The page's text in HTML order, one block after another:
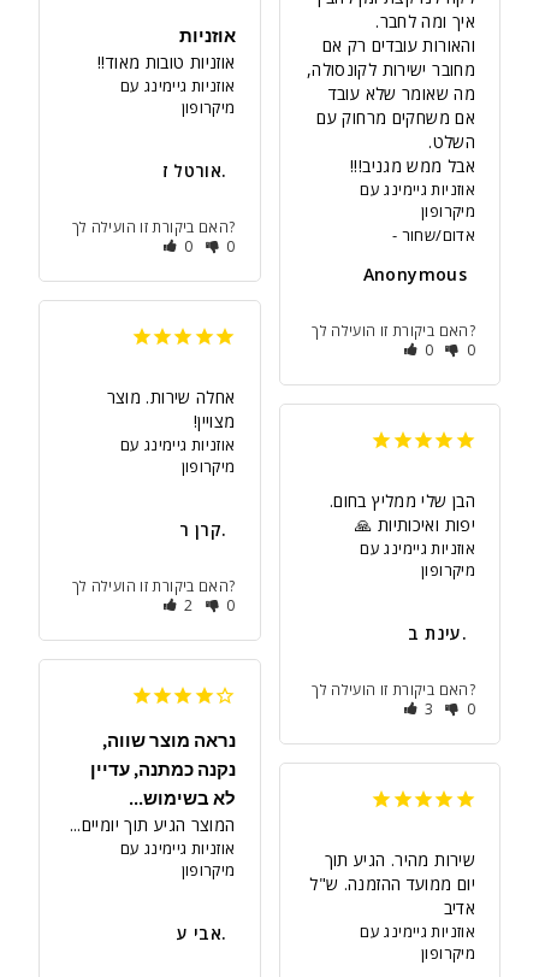
אם משחקים מרחוק עם
אבל ממש מגניב!!!
אוזניות גיימינג עם
מיקרופון
אדום/שחור
Anonymous
האם ביקורת זו הועילה לך?
0
0
אוזניות
אוזניות טובות מאוד!!
אוזניות גיימינג עם
מיקרופון
אורטל ז.
האם ביקורת זו הועילה לך?
0
0
מצויין!
אוזניות גיימינג עם
מיקרופון
קרן ר.
האם ביקורת זו הועילה לך?
2
0
יפות ואיכותיות 🙏
אוזניות גיימינג עם
מיקרופון
עינת ב.
האם ביקורת זו הועילה לך?
3
0
נראה מוצר שווה,
נקנה כמתנה, עדיין
לא בשימוש...
המוצר הגיע תוך יומיים...
אוזניות גיימינג עם
מיקרופון
אבי ע.
יום ממועד ההזמנה. ש"ל
אדיב
אוזניות גיימינג עם
מיקרופון